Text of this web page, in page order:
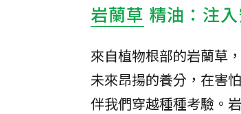
岩蘭草 精油：注
來自植物根部的岩蘭草
未來昂揚的養分，在害
伴我們穿越種種考驗。